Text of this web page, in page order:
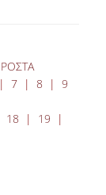
| 7 | 8 | 9
18 | 19
|